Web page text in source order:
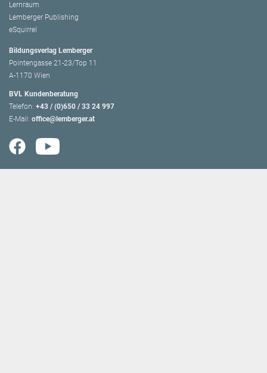
Lernraum
Lemberger Publishing
eSquirrel
Bildungsverlag Lemberger
Pointengasse 21-23/Top 11
A-1170 Wien
BVL Kundenberatung
Telefon: +43 / (0)650 / 33 24 997
E-Mail: office@lemberger.at